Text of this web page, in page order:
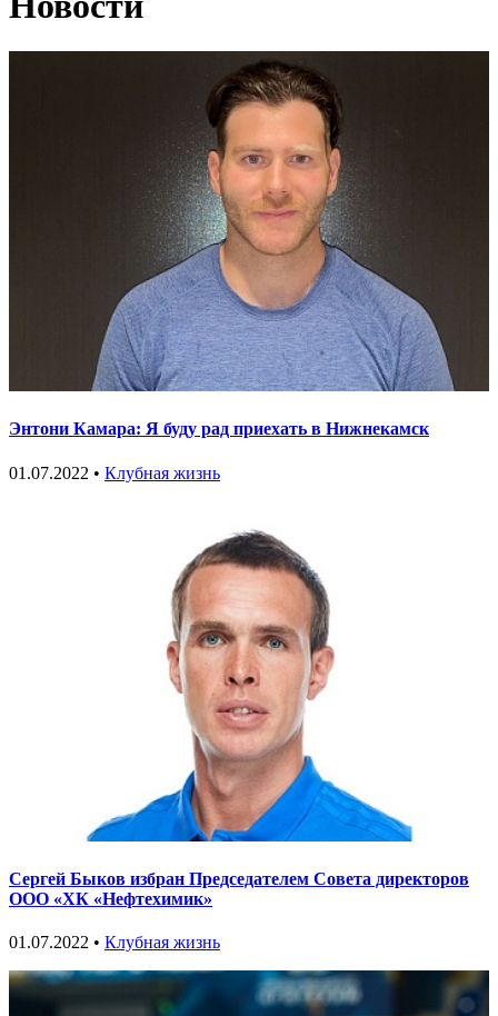
Энтони Камара: Я буду рад приехать в Нижнекамск
01.07.2022 • Клубная жизнь
Сергей Быков избран Председателем Совета директоров
ООО «ХК «Нефтехимик»
01.07.2022 • Клубная жизнь